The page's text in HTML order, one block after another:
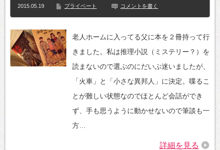
2015.05.19 プライベート コメントを書く
老人ホームに入ってる父に本を２冊持って行
きました。私は推理小説（ミステリー？）を
読まないので選ぶのにだいぶ迷いましたが、
「火車」と「小さな異邦人」に決定。喋るこ
とが難しい状態なのでほとんど会話ができ
ず、手も思うように動かせないので筆談も一
方…
詳細を見る